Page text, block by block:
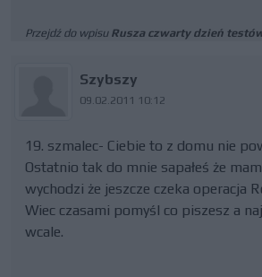
Przejdź do wpisu Rusza czwarty dzień
Szybszy
09.02.2011 10:12
19. szmalec- Ciebie to z domu nie
Ostatnio tak do mnie sapałeś że
wychodzi że jeszcze czeka operacja
Wiec czasami pomyśl co piszesz a
wcale.